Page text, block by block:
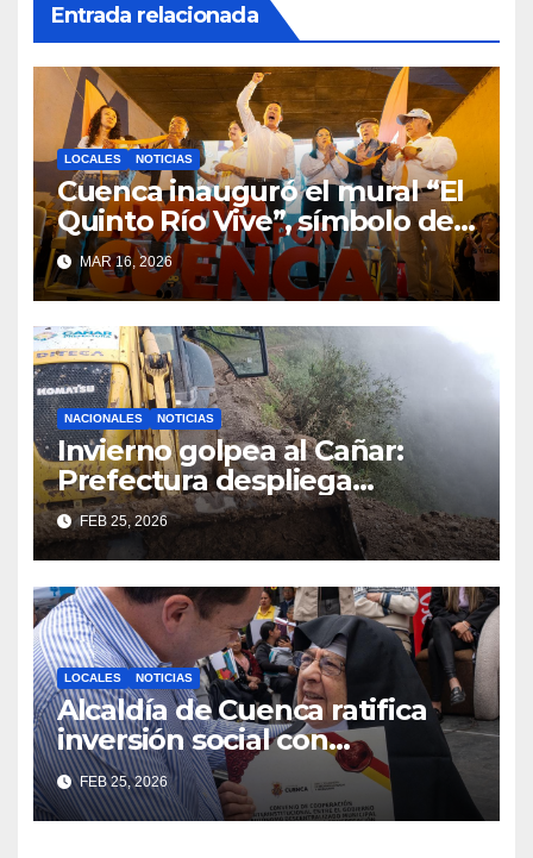
Entrada relacionada
LOCALES NOTICIAS
Cuenca inauguró el mural “El
Quinto Río Vive”, símbolo de
la defensa ciudadana del
agua
MAR 16, 2026
NACIONALES NOTICIAS
Invierno golpea al Cañar:
Prefectura despliega
maquinaria en toda la
provincia para mantener las
vías operativas.
FEB 25, 2026
LOCALES NOTICIAS
Alcaldía de Cuenca ratifica
inversión social con
fundaciones e instituciones
locales
FEB 25, 2026